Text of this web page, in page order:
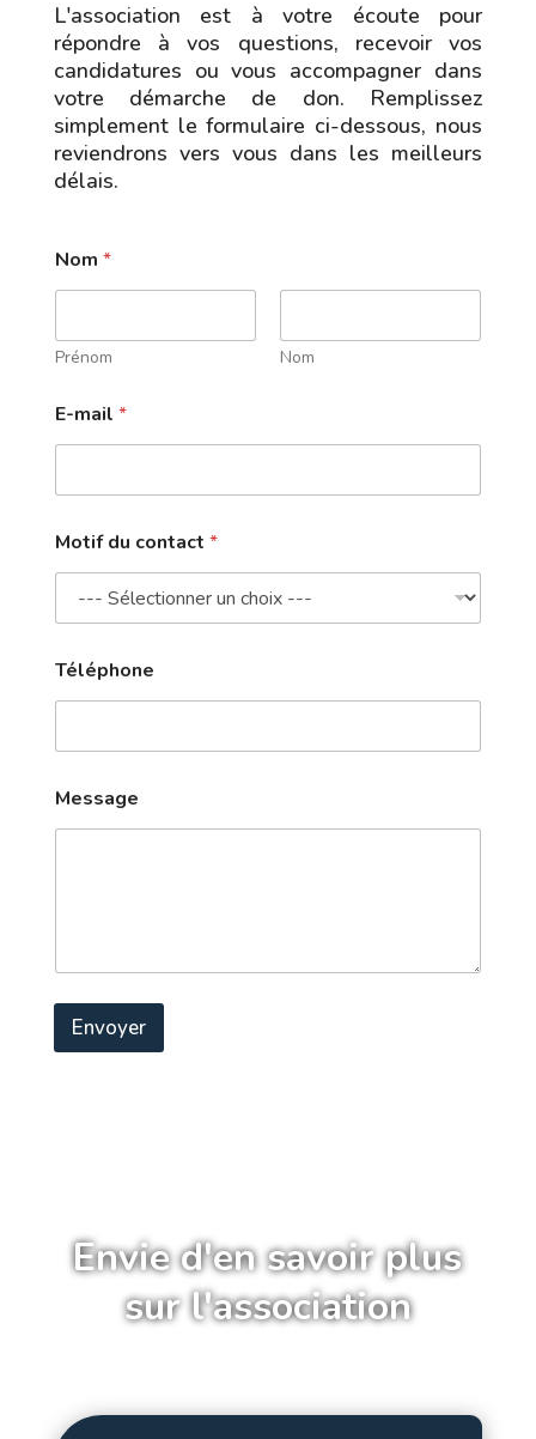
L'association est à votre écoute pour
répondre à vos questions, recevoir vos
candidatures ou vous accompagner dans
votre démarche de don. Remplissez
simplement le formulaire ci-dessous, nous
reviendrons vers vous dans les meilleurs
délais.
Nom *
Prénom Nom
E-mail *
u
d
T
l
é
p
o
e
Motif du contact *
Téléphone
Message
Envoyer
Envie d'en savoir plus
sur l'association